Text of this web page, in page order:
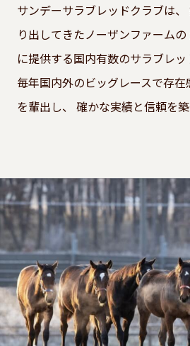
サンデーサラブレッドクラブは、
り出してきたノーザンファームの
に提供する国内有数のサラブレッ
毎年国内外のビッグレースで存
を輩出し、
確かな実績と信頼を築